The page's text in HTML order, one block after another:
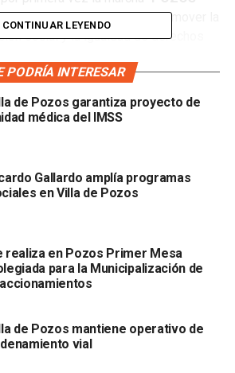
de julio con el objetivo de promover la
social y la igualdad de derechos
género.
a las 16:00 horas en la entrada
se espera la participación de
que, bajo un ambiente festivo,
calles de la localidad
alegría y mensajes de
se convertirá en un espacio
para la comunidad LGBTQ+, para
la importancia del respeto y la
CONTINUAR LEYENDO
PODRÍA INTERESAR
de Pozos garantiza proyecto de
médica del IMSS
Gallardo amplía programas
en Villa de Pozos
realiza en Pozos Primer Mesa
para la Municipalización de
de Pozos mantiene operativo de
vial